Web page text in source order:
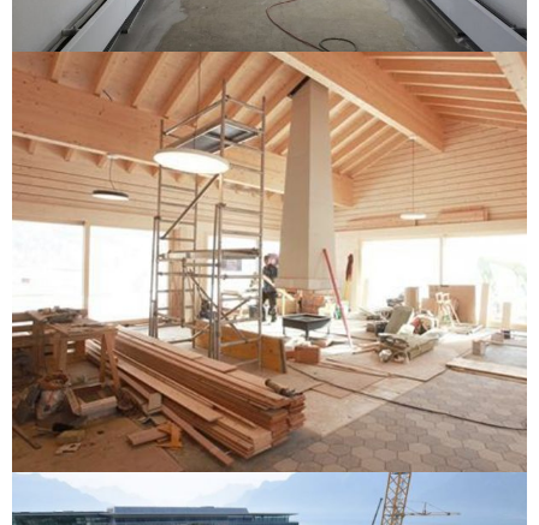
Nestlé Research Center
Espace Régional des Pléiades